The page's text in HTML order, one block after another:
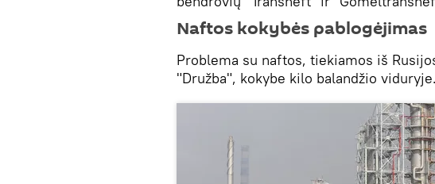
Naftos kokybės pablogėjimas
Problema su naftos, tiekiamos iš
"Družba", kokybe kilo balandžio viduryje.